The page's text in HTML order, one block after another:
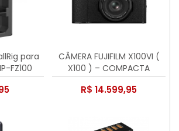
para
FZ100
CÂMERA FUJIFILM X100VI (
X100 ) – COMPACTA
PREMIUM 40.2 MP |
ESTABLIZADOR IBIS
R$ 14.599,95